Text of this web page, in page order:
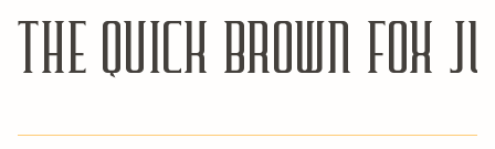
The quick brown fox